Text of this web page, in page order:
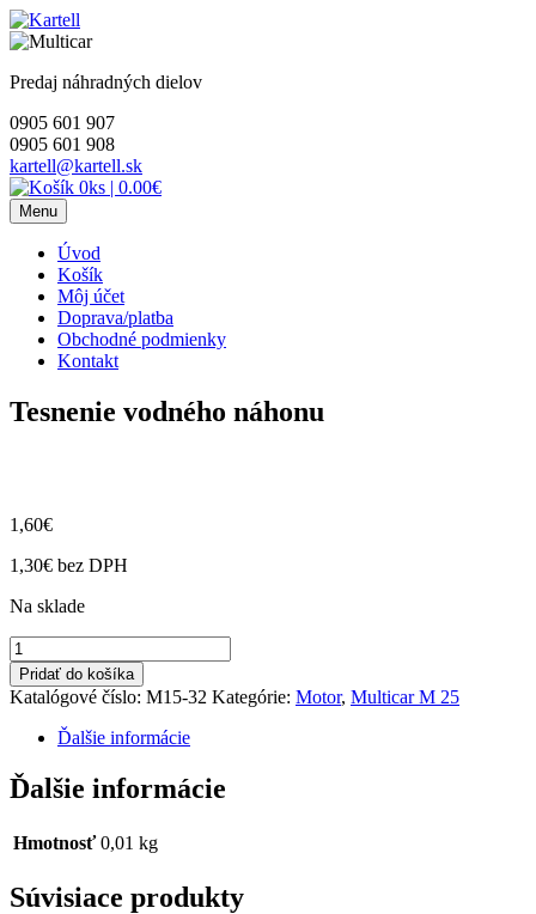
Skip
to
Predaj náhradných dielov
0905 601 907
0905 601 908
kartell@kartell.sk
0ks | 0.00€
Menu
Úvod
Košík
Môj účet
Doprava/platba
Obchodné podmienky
Kontakt
Tesnenie vodného náhonu
1,60€
1,30€ bez DPH
Na sklade
množstvo
Tesnenie
vodného
náhonu
Pridať do košíka
Katalógové číslo: M15-32 Kategórie: Motor, Multicar M 25
Ďalšie informácie
Ďalšie informácie
Hmotnosť 0,01 kg
Súvisiace produkty